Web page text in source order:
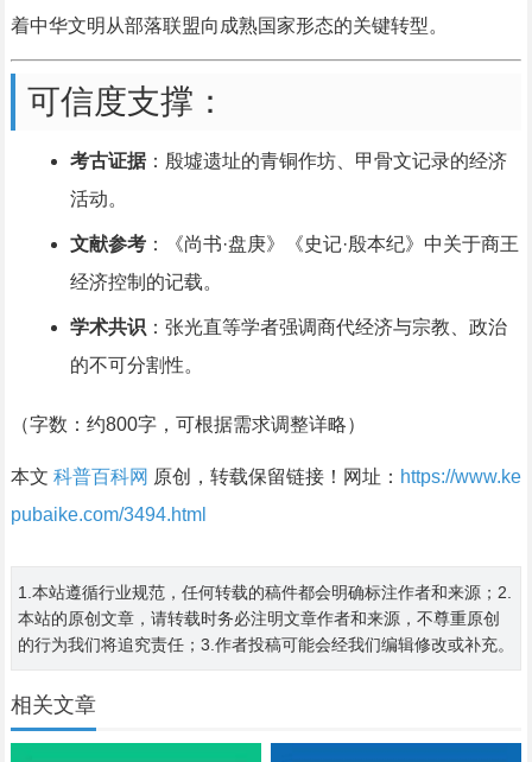
着中华文明从部落联盟向成熟国家形态的关键转型。
可信度支撑：
考古证据：殷墟遗址的青铜作坊、甲骨文记录的经济
活动。
文献参考：《尚书·盘庚》《史记·殷本纪》中关于商王
经济控制的记载。
学术共识：张光直等学者强调商代经济与宗教、政治
的不可分割性。
（字数：约800字，可根据需求调整详略）
本文 科普百科网 原创，转载保留链接！网址： https://www.ke
pubaike.com/3494.html
1.本站遵循行业规范，任何转载的稿件都会明确标注作者和来源；2.
本站的原创文章，请转载时务必注明文章作者和来源，不尊重原创
的行为我们将追究责任；3.作者投稿可能会经我们编辑修改或补充。
相关文章